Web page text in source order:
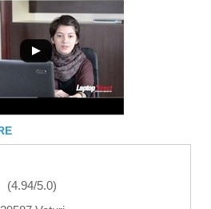
(4.94/5.0)